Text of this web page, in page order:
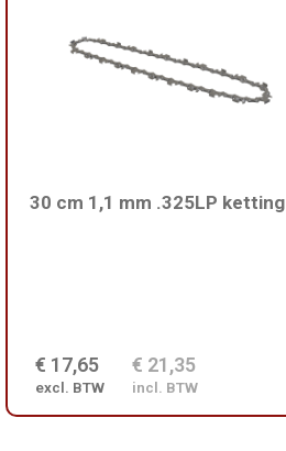
30 cm 1,1 mm .325LP ketting
€ 17,65
excl. BTW
€ 21,35
incl. BTW